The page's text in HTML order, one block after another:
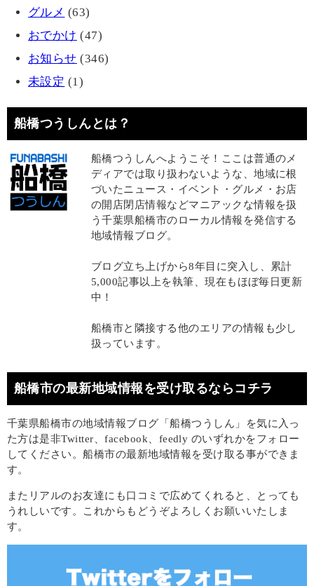
グルメ (63)
おでかけ (47)
お知らせ (346)
未設定 (1)
船橋つうしんとは？
船橋つうしんへようこそ！ここは普通のメ
ディアでは取り扱わないような、地域に根
づいたニュース・イベント・グルメ・お店
の開店閉店情報などマニアックな情報を扱
う千葉県船橋市のローカル情報を発信する
地域情報ブログ。
ブログ立ち上げから8年目に突入し、累計
5,000記事以上を執筆、現在もほぼ毎日更新
中！
船橋市と隣接する他のエリアの情報も少し
扱っています。
船橋市の最新地域情報を受け取るならコチラ
千葉県船橋市の地域情報ブログ「船橋つうしん」を気に入っ
た方は是非Twitter、facebook、feedly のいずれかをフォロー
してください。船橋市の最新地域情報を受け取る事ができま
す。
またリアルのお友達にも口コミで広めてくれると、とっても
うれしいです。これからもどうぞよろしくお願いいたしま
す。